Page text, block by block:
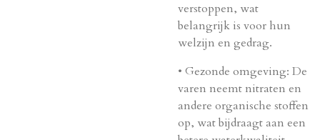
verstoppen, wat
belangrijk is voor hun
welzijn en gedrag.
• Gezonde omgeving: De
varen neemt nitraten en
andere organische stoffen
op, wat bijdraagt aan een